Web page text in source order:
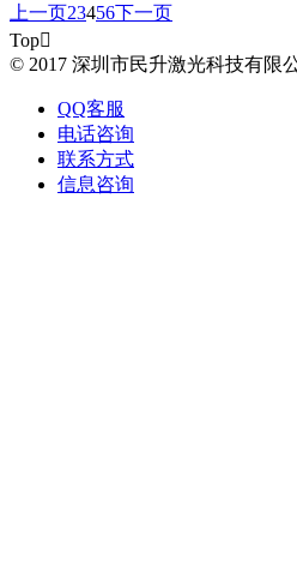
上一页23456下一页
Top
© 2017 深圳市民升激光科技有限
QQ客服
电话咨询
联系方式
信息咨询